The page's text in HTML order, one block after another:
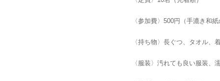
〈参加費〉500円（手漉き和
〈持ち物〉長ぐつ、タオル、
〈服装〉汚れても良い服装、